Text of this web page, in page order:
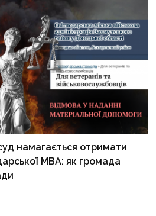
намагається отримати
МВА: як громада